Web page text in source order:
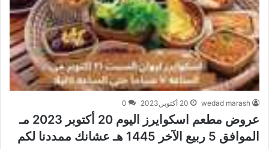
wedad marash 20 أكتوبر,2023 0
عروض مطعم اسكوايرز اليوم 20 أكتوبر 2023 مـ
الموافق 5 ربيع الآخر 1445 هـ عشانك ممددنا لكم